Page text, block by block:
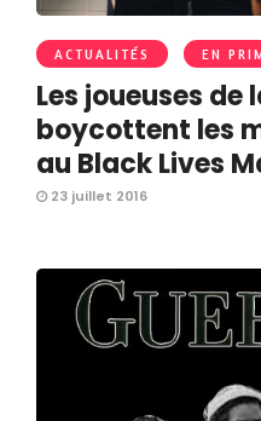
ACTUALITÉS EN
Les joueuses de
boycottent les
au Black Lives
23 juillet 2016